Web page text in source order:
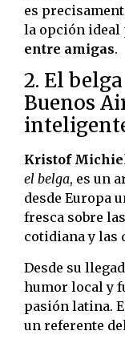
es
la opción ideal
entre amigas.
2. El
Buenos
Kristof
el belga, es un
desde Europa
fresca sobre
cotidiana y las
Desde su
humor local y
pasión latina.
un referente